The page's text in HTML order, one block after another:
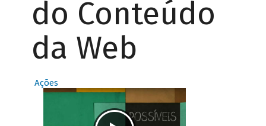
do Conteúdo
da Web
Ações